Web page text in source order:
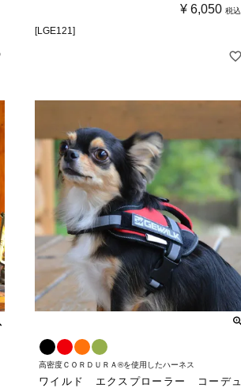
¥ 6,050 税込
[LGE121]
高密度ＣＯＲＤＵＲＡ®を使用したハーネス
ワイルド エクスプローラー コーデュ